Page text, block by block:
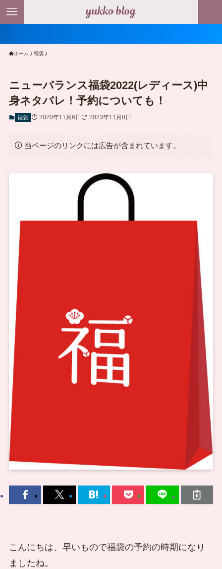
ホーム 福袋
ニューバランス福袋2022(レディース)中
身ネタバレ！予約についても！
福袋 2020年11月6日 2023年11月8日
当ページのリンクには広告が含まれています。
こんにちは、早いもので福袋の予約の時期になり
ましたね。